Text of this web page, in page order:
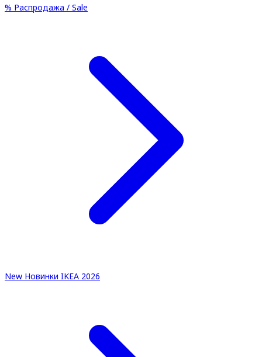
% Распродажа / Sale
New Новинки IKEA 2026